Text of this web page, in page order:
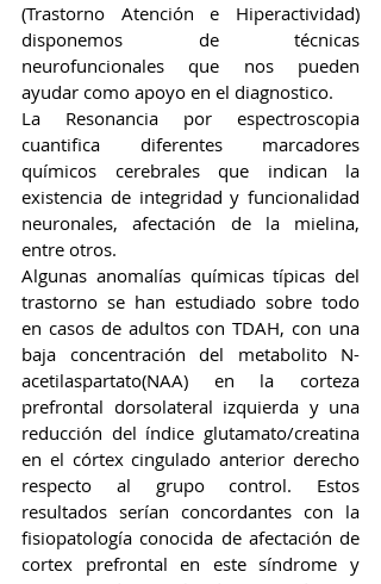
(Trastorno Atención e Hiperactividad)
disponemos de técnicas
neurofuncionales que nos pueden
ayudar como apoyo en el diagnostico.
La Resonancia por espectroscopia
cuantifica diferentes marcadores
químicos cerebrales que indican la
existencia de integridad y funcionalidad
neuronales, afectación de la mielina,
entre otros.
Algunas anomalías químicas típicas del
trastorno se han estudiado sobre todo
en casos de adultos con TDAH, con una
baja concentración del metabolito N-
acetilaspartato(NAA) en la corteza
prefrontal dorsolateral izquierda y una
reducción del índice glutamato/creatina
en el córtex cingulado anterior derecho
respecto al grupo control. Estos
resultados serían concordantes con la
fisiopatología conocida de afectación de
cortex prefrontal en este síndrome y